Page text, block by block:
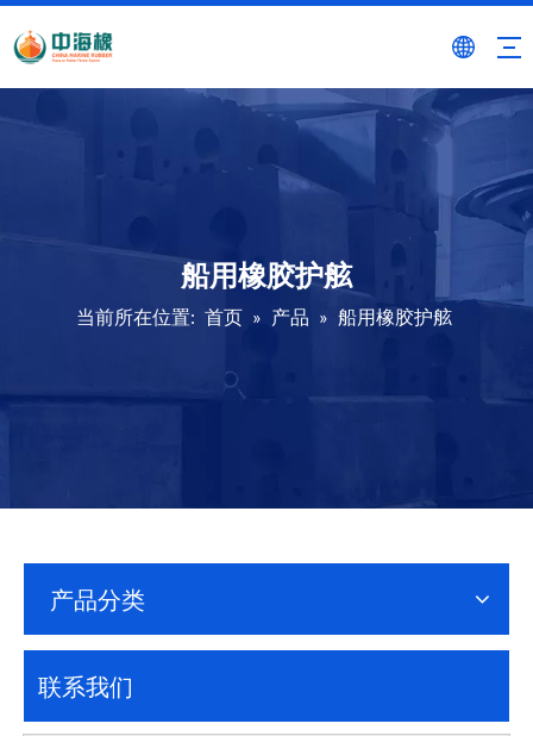
船用橡胶护舷
当前所在位置: 首页 » 产品 » 船用橡胶护舷
产品分类
联系我们